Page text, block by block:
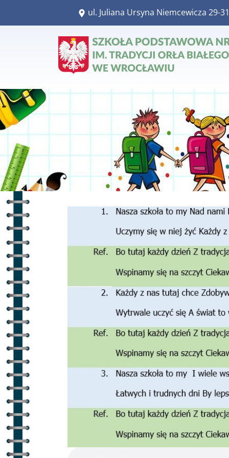
​ul. Juliana Ursyna Niemcewicza 29-